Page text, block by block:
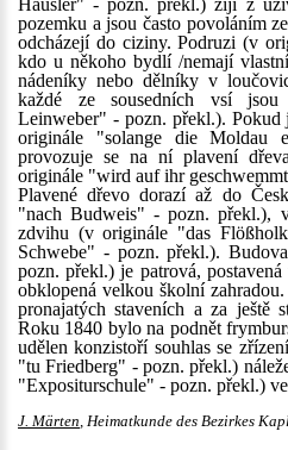
Häusler" - pozn. překl.) žijí z
pozemku a jsou často povoláním
odcházejí do ciziny. Podruzi (v
kdo u někoho bydlí /nemají
nádeníky nebo dělníky v
každé ze sousedních vsí
Leinweber" - pozn. překl.). Pokud
originále "solange die Moldau
provozuje se na ní plavení
originále "wird auf ihr
Plavené dřevo dorazí až do
"nach Budweis" - pozn. překl.),
zdvihu (v originále "das
Schwebe" - pozn. překl.).
pozn. překl.) je patrová,
obklopená velkou školní
pronajatých staveních a za ještě
Roku 1840 bylo na podnět
udělen konzistoří souhlas se
"tu Friedberg" - pozn. překl.)
"Expositurschule" - pozn. překl.)
J. Märten, Heimatkunde des Bezirkes